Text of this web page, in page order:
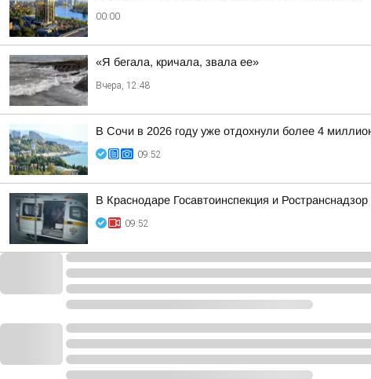
00:00
«Я бегала, кричала, звала ее»
Вчера, 12:48
В Сочи в 2026 году уже отдохнули более 4
09:52
В Краснодаре Госавтоинспекция и
09:52